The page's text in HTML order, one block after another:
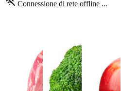
Connessione di rete offline ...